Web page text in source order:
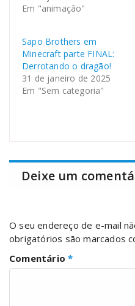
Em "animação"
Sapo Brothers em
Minecraft parte FINAL:
Derrotando o dragão!
31 de janeiro de 2025
Em "Sem categoria"
Deixe um
O seu endereço de e-mail
obrigatórios são marcados
Comentário*